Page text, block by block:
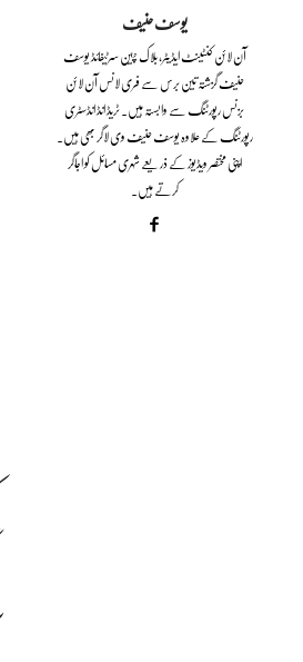
یوسف حنیف
آن لائن کنٹینٹ ایڈیٹر، بلاک چین سرٹیفائڈ یوسف
حنیف گزشتہ تین برس سے فری لانس آن لائن
بزنس رپورٹنگ سے وابستہ ہیں۔ ٹریڈ انڈ انڈسٹری
رپورٹنگ کے علاوہ یوسف حنیف وی لاگر بھی ہیں۔
اپنی مختصر ویڈیوز کے ذریعے شہری مسائل کو اجاگر
کرتے ہیں۔